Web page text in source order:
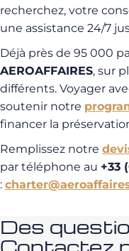
recherchez, votre
une assistance 24/7
Déjà près de 95 000
AEROAFFAIRES, sur
différents. Voyager
soutenir notre
financer la
Remplissez notre
par téléphone au +33
:
Des
Contactez